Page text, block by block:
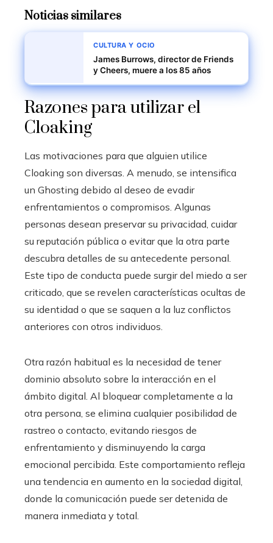
Noticias similares
CULTURA Y OCIO
James Burrows, director de Friends
y Cheers, muere a los 85 años
Razones para utilizar el
Cloaking
Las motivaciones para que alguien utilice
Cloaking son diversas. A menudo, se intensifica
un Ghosting debido al deseo de evadir
enfrentamientos o compromisos. Algunas
personas desean preservar su privacidad, cuidar
su reputación pública o evitar que la otra parte
descubra detalles de su antecedente personal.
Este tipo de conducta puede surgir del miedo a ser
criticado, que se revelen características ocultas de
su identidad o que se saquen a la luz conflictos
anteriores con otros individuos.
Otra razón habitual es la necesidad de tener
dominio absoluto sobre la interacción en el
ámbito digital. Al bloquear completamente a la
otra persona, se elimina cualquier posibilidad de
rastreo o contacto, evitando riesgos de
enfrentamiento y disminuyendo la carga
emocional percibida. Este comportamiento refleja
una tendencia en aumento en la sociedad digital,
donde la comunicación puede ser detenida de
manera inmediata y total.